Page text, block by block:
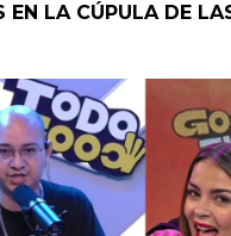
EN LA CÚPULA DE